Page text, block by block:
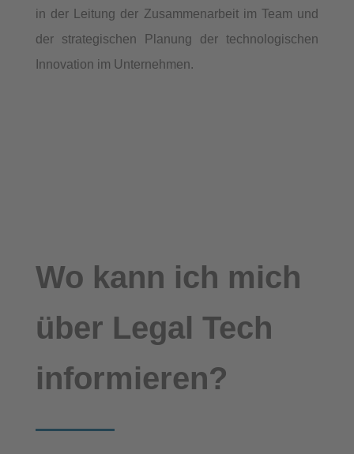
in der Leitung der Zusammenarbeit im Team und
der strategischen Planung der technologischen
Innovation im Unternehmen.
Wo kann ich mich
über Legal Tech
informieren?